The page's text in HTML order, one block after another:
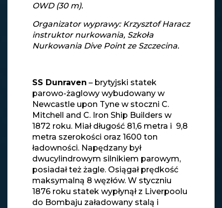
OWD (30 m).
Organizator wyprawy: Krzysztof Haracz
instruktor nurkowania, Szkoła
Nurkowania Dive Point ze Szczecina.
SS Dunraven – brytyjski statek
parowo-żaglowy wybudowany w
Newcastle upon Tyne w stoczni C.
Mitchell and C. Iron Ship Builders w
1872 roku. Miał długość 81,6 metra i 9,8
metra szerokości oraz 1600 ton
ładowności. Napędzany był
dwucylindrowym silnikiem parowym,
posiadał też żagle. Osiągał prędkość
maksymalną 8 węzłów. W styczniu
1876 roku statek wypłynął z Liverpoolu
do Bombaju załadowany stalą i